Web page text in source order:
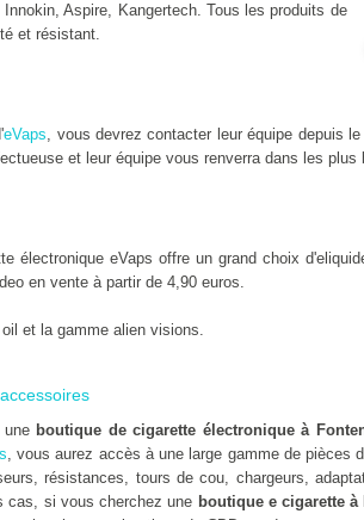
Aspire, Kangertech. Tous les produits de
et résistant.
eVaps, vous devrez contacter leur équipe depuis
et leur équipe vous renverra dans les
électronique eVaps offre un grand choix
en vente à partir de 4,90 euros.
et la gamme alien visions.
une boutique de cigarette électronique à
, vous aurez accès à une large gamme de pièces
résistances, tours de cou, chargeurs,
cas, si vous cherchez une boutique e cigarette à